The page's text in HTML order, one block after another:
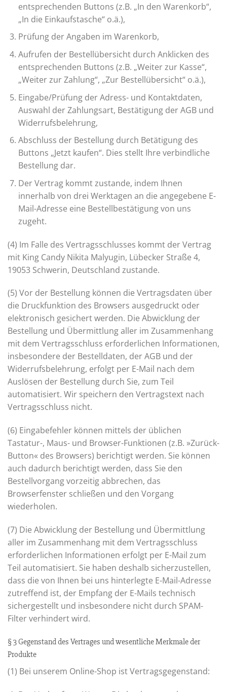
entsprechenden Buttons (z.B. „In den Warenkorb“,
„In die Einkaufstasche“ o.ä.),
Prüfung der Angaben im Warenkorb,
Aufrufen der Bestellübersicht durch Anklicken des
entsprechenden Buttons (z.B. „Weiter zur Kasse“,
„Weiter zur Zahlung“, „Zur Bestellübersicht“ o.ä.),
Eingabe/Prüfung der Adress- und Kontaktdaten,
Auswahl der Zahlungsart, Bestätigung der AGB und
Widerrufsbelehrung,
Abschluss der Bestellung durch Betätigung des
Buttons „Jetzt kaufen“. Dies stellt Ihre verbindliche
Bestellung dar.
Der Vertrag kommt zustande, indem Ihnen
innerhalb von drei Werktagen an die angegebene E-
Mail-Adresse eine Bestellbestätigung von uns
zugeht.
(4) Im Falle des Vertragsschlusses kommt der Vertrag
mit King Candy Nikita Malyugin, Lübecker Straße 4,
19053 Schwerin, Deutschland zustande.
(5) Vor der Bestellung können die Vertragsdaten über
die Druckfunktion des Browsers ausgedruckt oder
elektronisch gesichert werden. Die Abwicklung der
Bestellung und Übermittlung aller im Zusammenhang
mit dem Vertragsschluss erforderlichen Informationen,
insbesondere der Bestelldaten, der AGB und der
Widerrufsbelehrung, erfolgt per E-Mail nach dem
Auslösen der Bestellung durch Sie, zum Teil
automatisiert. Wir speichern den Vertragstext nach
Vertragsschluss nicht.
(6) Eingabefehler können mittels der üblichen
Tastatur-, Maus- und Browser-Funktionen (z.B. »Zurück-
Button« des Browsers) berichtigt werden. Sie können
auch dadurch berichtigt werden, dass Sie den
Bestellvorgang vorzeitig abbrechen, das
Browserfenster schließen und den Vorgang
wiederholen.
(7) Die Abwicklung der Bestellung und Übermittlung
aller im Zusammenhang mit dem Vertragsschluss
erforderlichen Informationen erfolgt per E-Mail zum
Teil automatisiert. Sie haben deshalb sicherzustellen,
dass die von Ihnen bei uns hinterlegte E-Mail-Adresse
zutreffend ist, der Empfang der E-Mails technisch
sichergestellt und insbesondere nicht durch SPAM-
Filter verhindert wird.
§ 3 Gegenstand des Vertrages und wesentliche Merkmale der
Produkte
(1) Bei unserem Online-Shop ist Vertragsgegenstand: